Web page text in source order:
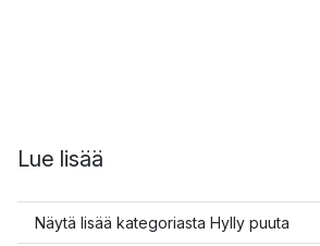
Lue lisää
Näytä lisää kategoriasta Hylly puuta